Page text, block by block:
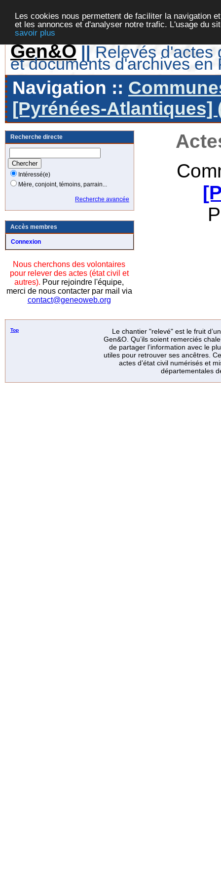
Les cookies nous permettent de faciliter la navigation
et les annonces et d'analyser notre trafic. L'usage du
savoir plus
Gen&O || Relevés d'actes
et documents d'archives en
Navigation ::
[Pyrénées-Atlantiques]
Recherche directe
Intéressé(e)
Mère, conjoint, témoins, parrain...
Recherche avancée
Accès membres
Connexion
Nous cherchons des volontaires
pour relever des actes (état civil et
autres). Pour rejoindre l'équipe,
merci de nous contacter par mail via
contact@geneoweb.org
Top
Le chantier "relevé" est le fruit
Gen&O. Qu’ils soient remerciés
de partager l’information avec le
utiles pour retrouver ses ancêtres.
actes d’état civil numérisés et
départementales